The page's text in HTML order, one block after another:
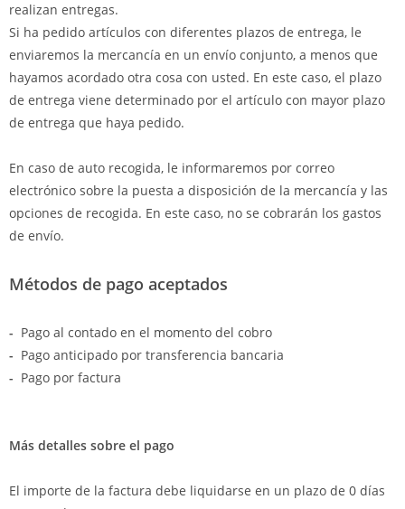
realizan entregas.
Si ha pedido artículos con diferentes plazos de entrega, le
enviaremos la mercancía en un envío conjunto, a menos que
hayamos acordado otra cosa con usted. En este caso, el plazo
de entrega viene determinado por el artículo con mayor plazo
de entrega que haya pedido.
En caso de auto recogida, le informaremos por correo
electrónico sobre la puesta a disposición de la mercancía y las
opciones de recogida. En este caso, no se cobrarán los gastos
de envío.
Métodos de pago aceptados
- Pago al contado en el momento del cobro
- Pago anticipado por transferencia bancaria
- Pago por factura
Más detalles sobre el pago
El importe de la factura debe liquidarse en un plazo de 0 días